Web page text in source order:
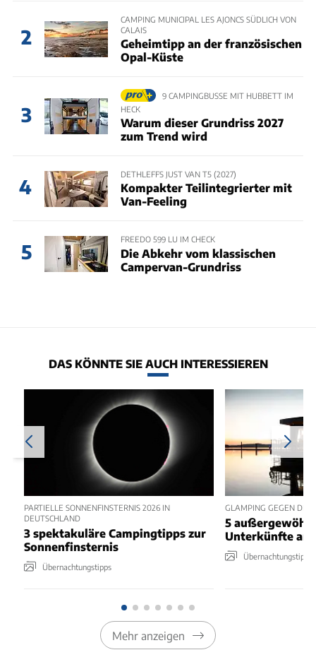
2
CAMPING MUNICIPAL LES AJONCS SÜDLICH VON
CALAIS
Geheimtipp an der französischen
Opal-Küste
3
9 CAMPINGBUSSE MIT HUBBETT IM
HECK
Warum dieser Grundriss 2027
zum Trend wird
4
DETHLEFFS JUST VAN T5 (2027)
Kompakter Teilintegrierter mit
Van-Feeling
5
FREEDO 599 LU IM CHECK
Die Abkehr vom klassischen
Campervan-Grundriss
DAS KÖNNTE SIE AUCH INTERESSIEREN
PARTIELLE SONNENFINSTERNIS 2026 IN
DEUTSCHLAND
3 spektakuläre Campingtipps zur
Sonnenfinsternis
Übernachtungstipps
GLAMPING GEGEN DIE
5
Unterkünfte am
Übernachtungstipps
Mehr anzeigen